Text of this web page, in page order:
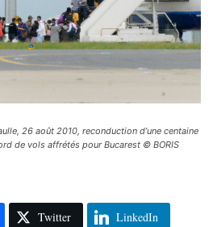
26 août 2010, reconduction d’une centaine
de vols affrétés pour Bucarest © BORIS
Twitter LinkedIn